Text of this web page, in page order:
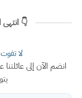
👇 انتهى
لا
انضم الآن إلى